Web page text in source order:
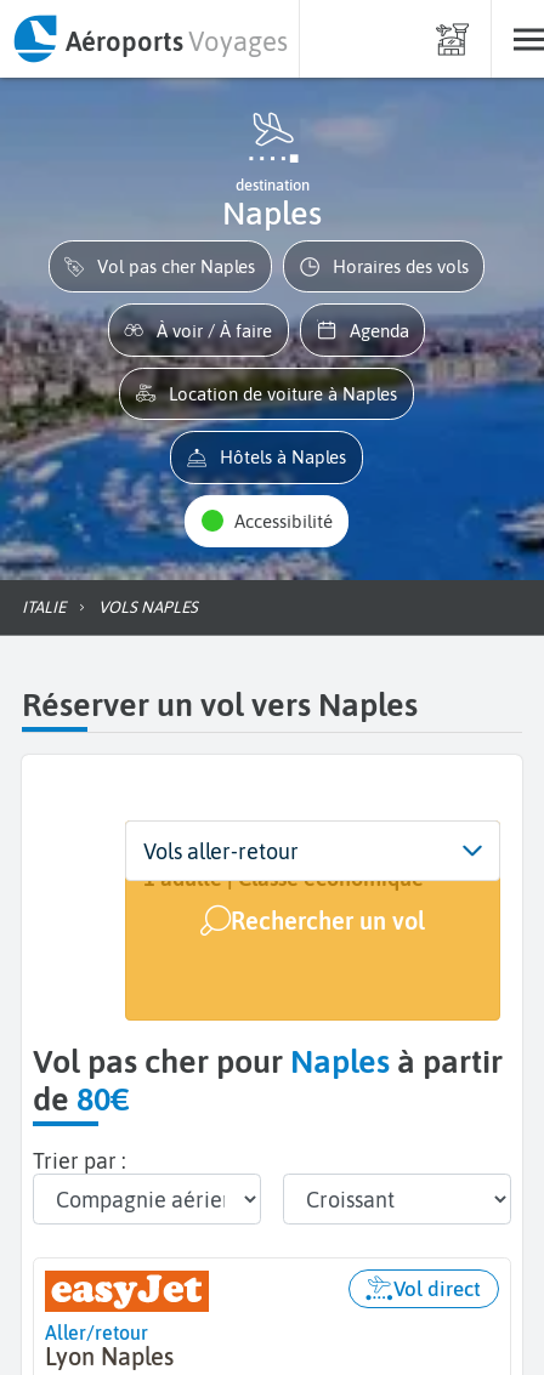
AéroportsVoyages
destination
Naples
Vol pas cher Naples Horaires des vols
À voir / À faire Agenda
Location de voiture à Naples
Hôtels à Naples
Accessibilité
ITALIE VOLS NAPLES
Réserver un vol vers Naples
Départ
De...
Dates
Dates de votre voyage
Voyageurs | Classe
1 adulte | Classe économique
Rechercher un vol
Vols aller-retour
Vol pas cher pour Naples à partir
de 80€
Trier par :
Aller/retour
Lyon Naples
Vol direct